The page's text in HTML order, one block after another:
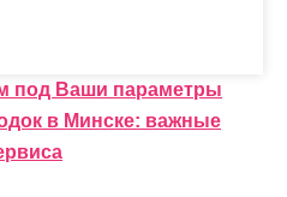
под Ваши параметры
в Минске: важные